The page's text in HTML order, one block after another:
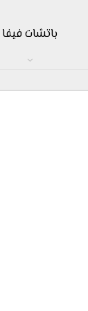
باتشات فيفا